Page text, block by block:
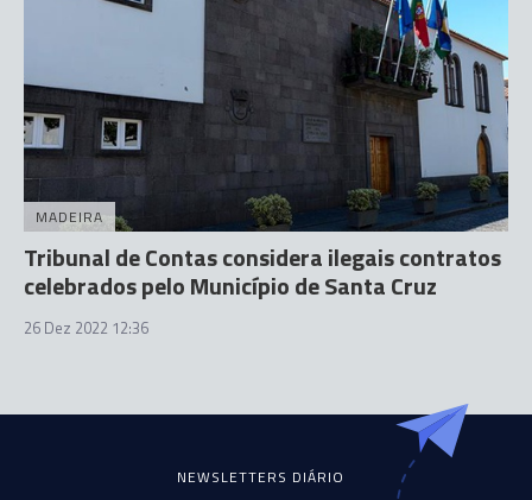
MADEIRA
Tribunal de Contas considera ilegais contratos
celebrados pelo Município de Santa Cruz
26 Dez 2022 12:36
NEWSLETTERS DIÁRIO